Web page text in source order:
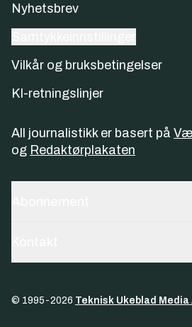
Nyhetsbrev
Vilkår og bruksbetingelser
KI-retningslinjer
All journalistikk er basert på
og Redaktørplakaten
© 1995-2026 Teknisk Ukeblad Media